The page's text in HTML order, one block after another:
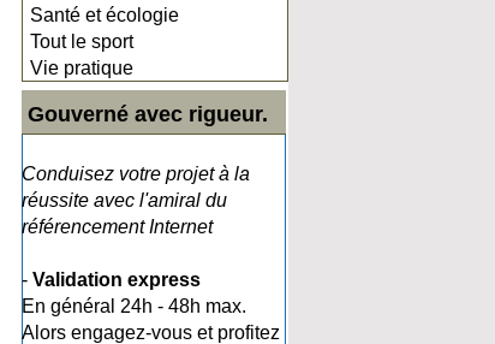
Santé et écologie
Tout le sport
Vie pratique
Gouverné avec rigueur.
Conduisez votre projet à la
réussite avec l'amiral du
référencement Internet
- Validation express
En général 24h - 48h max.
Alors engagez-vous et profitez